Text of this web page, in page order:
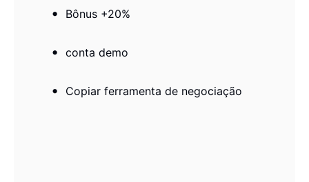
Bônus +20%
conta demo
Copiar ferramenta de negociação